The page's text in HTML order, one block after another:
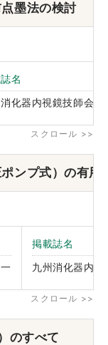
墨法の検討
名
化器内視鏡技師会会
ンプ式）の有用
掲載誌名
九州消化器内視
のすべて